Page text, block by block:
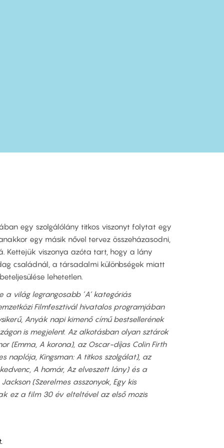
egy szolgálólány titkos viszonyt folytat egy
egy másik nővel tervez összeházasodni,
Kettejük viszonya azóta tart, hogy a lány
családnál, a társadalmi különbségek miatt
lehetetlen.
világ legrangosabb ’A’ kategóriás
Filmfesztivál hivatalos programjában
Anyák napi kimenő című bestsellerének
is megjelent. Az alkotásban olyan sztárok
(Emma, A korona), az Oscar-díjas Colin Firth
naplója, Kingsman: A titkos szolgálat), az
A homár, Az elveszett lány) és a
(Szerelmes asszonyok, Egy kis
ez a film 30 év elteltével az első mozis